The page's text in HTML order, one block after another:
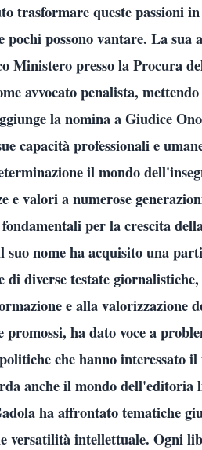
trasformare queste passioni
possono vantare. La
Ministero presso la Procura
avvocato penalista,
la nomina a Giudice
capacità professionali e
il mondo
e valori a numerose
per la crescita
nome ha acquisito una
diverse testate
e alla valorizzazione
ha dato voce a
che hanno interessato
anche il mondo dell'editoria
ha affrontato tematiche
versatilità intellettuale. Ogni